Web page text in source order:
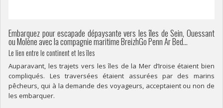
Embarquez pour escapade dépaysante vers les îles de Sein, Ouessant
ou Molène avec la compagnie maritime BreizhGo Penn Ar Bed…
Le lien entre le continent et les îles
Auparavant, les trajets vers les îles de la Mer d’Iroise étaient bien
compliqués. Les traversées étaient assurées par des marins
pêcheurs, qui à la demande des voyageurs, acceptaient ou non de
les embarquer.